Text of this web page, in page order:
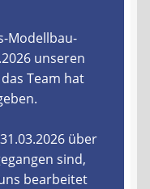
Modellbau-
unseren
Team hat
über
sind,
bearbeitet